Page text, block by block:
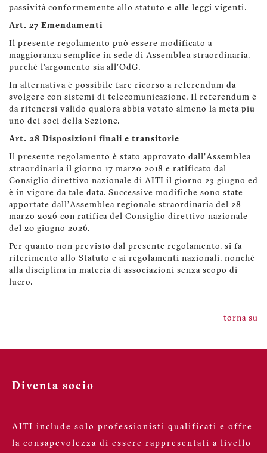
passività conformemente allo statuto e alle leggi vigenti.
Art. 27 Emendamenti
Il presente regolamento può essere modificato a
maggioranza semplice in sede di Assemblea straordinaria,
purché l'argomento sia all'OdG.
In alternativa è possibile fare ricorso a referendum da
svolgere con sistemi di telecomunicazione. Il referendum è
da ritenersi valido qualora abbia votato almeno la metà più
uno dei soci della Sezione.
Art. 28 Disposizioni finali e transitorie
Il presente regolamento è stato approvato dall'Assemblea
straordinaria il giorno 17 marzo 2018 e ratificato dal
Consiglio direttivo nazionale di AITI il giorno 23 giugno ed
è in vigore da tale data. Successive modifiche sono state
apportate dall’Assemblea regionale straordinaria del 28
marzo 2026 con ratifica del Consiglio direttivo nazionale
del 20 giugno 2026.
Per quanto non previsto dal presente regolamento, si fa
riferimento allo Statuto e ai regolamenti nazionali, nonché
alla disciplina in materia di associazioni senza scopo di
lucro.
torna su
Diventa socio
AITI include solo professionisti qualificati e offre
la consapevolezza di essere rappresentati a livello